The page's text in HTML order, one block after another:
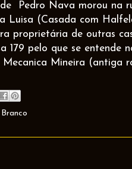
Pedro Nava morou na
Luisa (Casada com
proprietária de outras
179 pelo que se
Mecanica Mineira (antiga